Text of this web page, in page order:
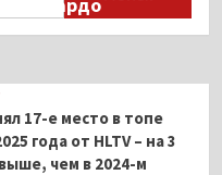
17-е место в топе
года от HLTV – на 3
чем в 2024-м